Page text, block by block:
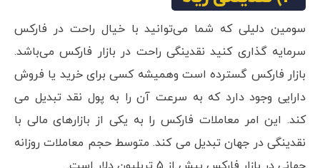
سومین دلیلی که شما می‌توانید با خیال راحت در فارکس
سرمایه گذاری کنید نقدینگی راحت در بازار فارکس می‌باشد.
بازار فارکس گسترده است وهمیشه کسی برای خرید یا فروش
دارایی وجود دارد که به سرعت آن را به پول نقد تبدیل می
کند. این امر معاملات فارکس را به یکی از بازارهای مالی با
نقدینگی در جهان تبدیل می کند. متوسط ​​حجم معاملات روزانه